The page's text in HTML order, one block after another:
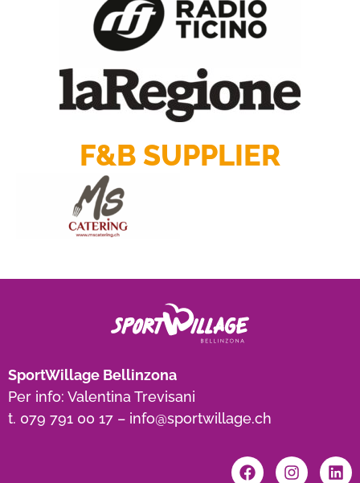
F&B SUPPLIER
SportWillage Bellinzona
Per info: Valentina Trevisani
t. 079 791 00 17 – info@sportwillage.ch